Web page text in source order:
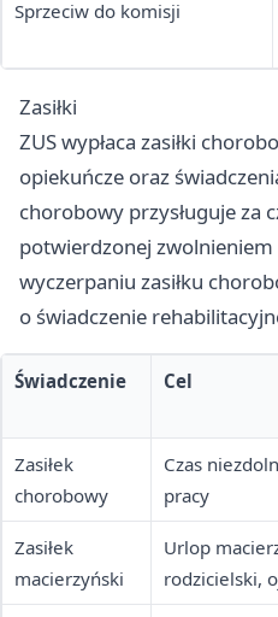
Sprzeciw do komisji
Zasiłki
ZUS wypłaca zasiłki
opiekuńcze oraz
chorobowy przysługuje za
potwierdzonej
wyczerpaniu zasiłku
o świadczenie
Świadczenie Cel
Zasiłek
chorobowy
Czas
pracy
Zasiłek
macierzyński
Urlop
rodzicielski,